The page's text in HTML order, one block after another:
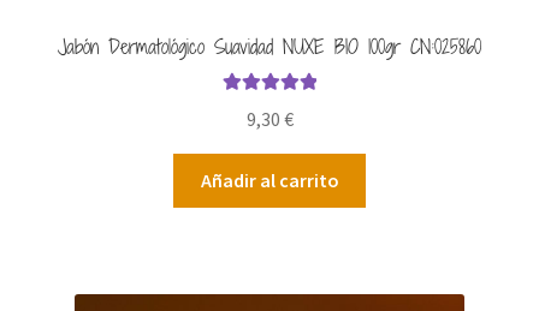
Jabón Dermatológico Suavidad NUXE BIO 100gr CN:025860
5.00
9,30 €
Añadir al carrito